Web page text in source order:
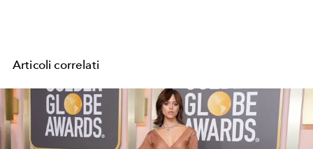
Articoli correlati